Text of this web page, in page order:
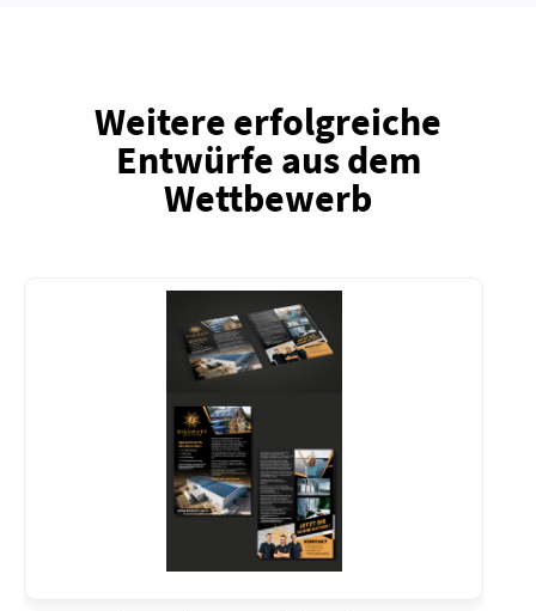
Weitere erfolgreiche
Entwürfe aus dem
Wettbewerb